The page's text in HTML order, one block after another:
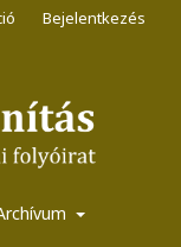
Bejelentkezés